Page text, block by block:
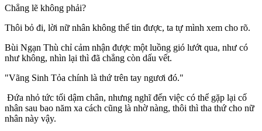
Chẳng lẽ không phải?
Thôi bỏ đi, lời nữ nhân không thể tin được, ta tự mình xem cho rõ.
Bùi Ngạn Thù chỉ cảm nhận được một luồng gió lướt qua, như có
như không, nhìn lại thì đã chẳng còn dấu vết.
"Vãng Sinh Tỏa chính là thứ trên tay ngươi đó."
Đứa nhỏ tức tối dậm chân, nhưng nghĩ đến việc có thể gặp lại cố
nhân sau bao năm xa cách cũng là nhờ nàng, thôi thì tha thứ cho nữ
nhân này vậy.